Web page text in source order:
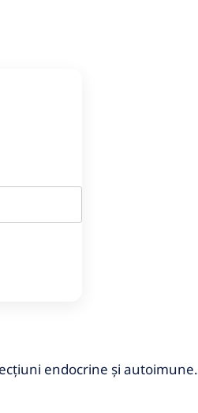
endocrine și autoimune.